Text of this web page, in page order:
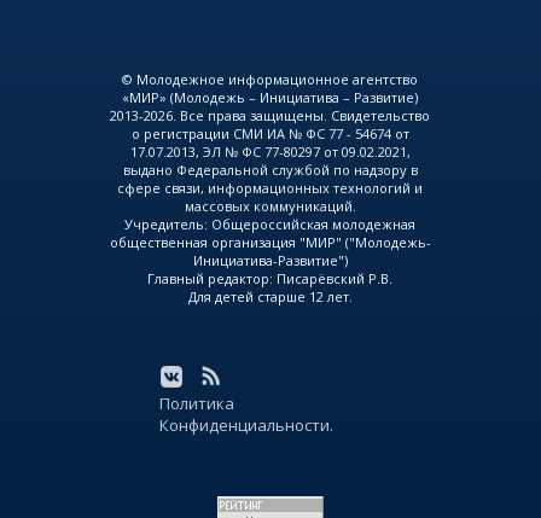
© Молодежное информационное агентство
«МИР» (Молодежь – Инициатива – Развитие)
2013-2026. Все права защищены. Свидетельство
о регистрации СМИ ИА № ФС 77 - 54674 от
17.07.2013, ЭЛ № ФС 77-80297 от 09.02.2021,
выдано Федеральной службой по надзору в
сфере связи, информационных технологий и
массовых коммуникаций.
Учредитель: Общероссийская молодежная
общественная организация "МИР" ("Молодежь-
Инициатива-Развитие")
Главный редактор: Писарёвский Р.В.
Для детей старше 12 лет.
Политика
Конфиденциальности.